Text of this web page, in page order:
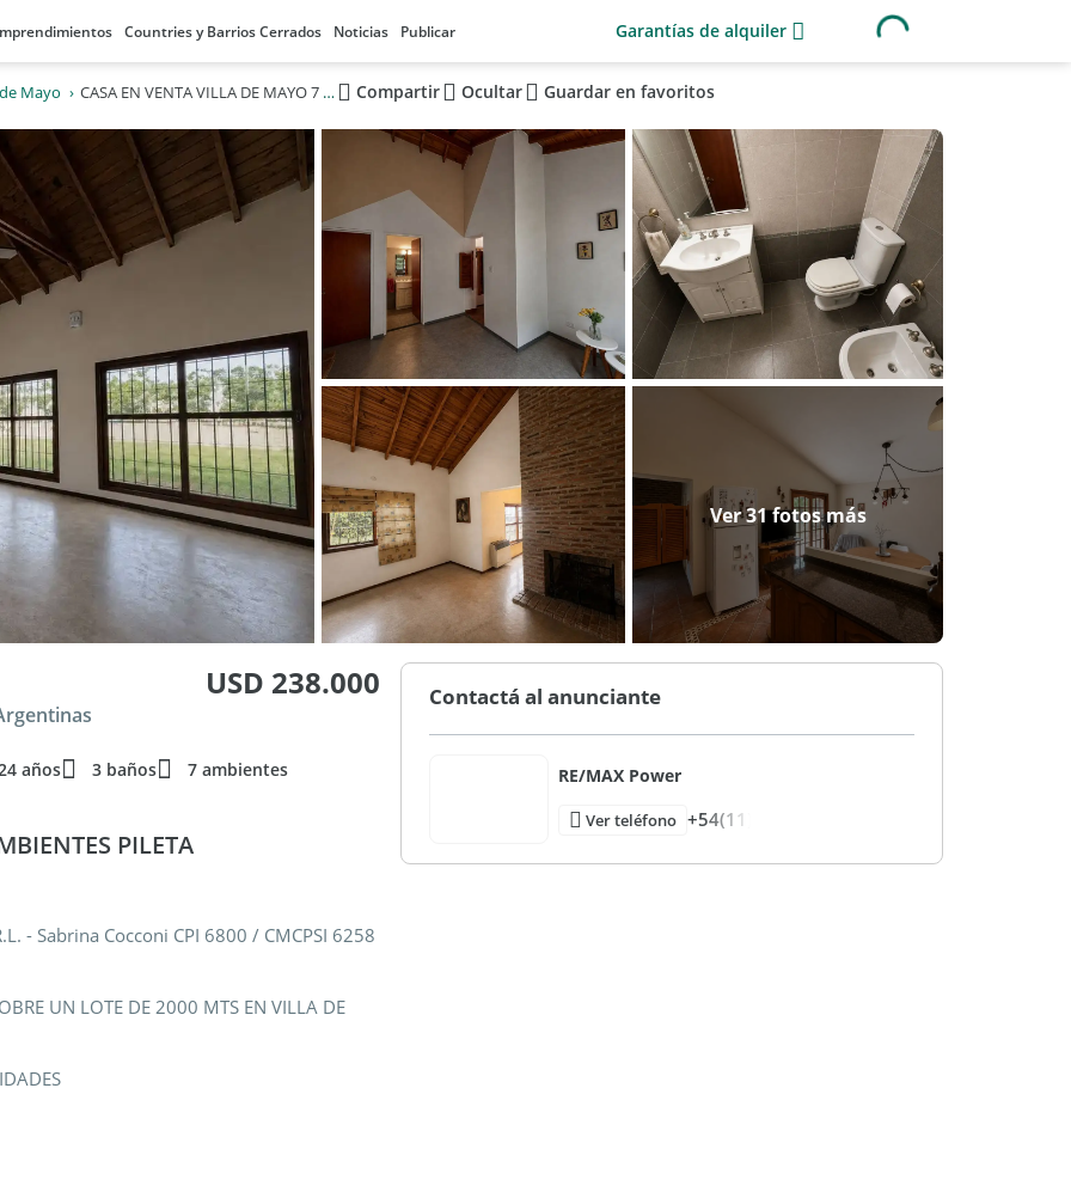
Countries y Barrios Cerrados Noticias Publicar Garantías de alquiler
Mayo CASA EN VENTA VILLA DE MAYO 7 AMBIENTES PILETA Compartir Ocultar Guardar en favoritos
Ver 31 fotos más
USD 238.000
años 3 baños
7 ambientes
PILETA
- Sabrina Cocconi CPI 6800 / CMCPSI 6258
UN LOTE DE 2000 MTS EN VILLA DE
Contactá al anunciante
RE/MAX Power
Ver teléfono +54(11)